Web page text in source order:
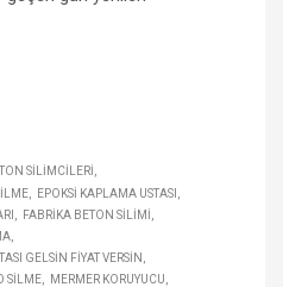
SILIMCILERI
EPOKSI KAPLAMA USTASI
FABRIKA BETON SILIMI
GELSIN FIYAT VERSIN
SILME
MERMER KORUYUCU